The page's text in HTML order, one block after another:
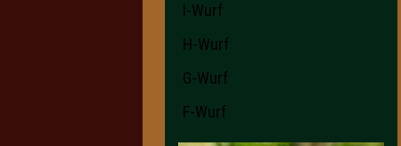
I-Wurf
H-Wurf
G-Wurf
F-Wurf